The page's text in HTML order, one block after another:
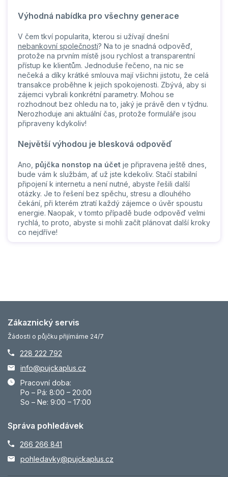
Výhodná nabídka pro všechny generace
V čem tkví popularita, kterou si užívají dnešní
nebankovní společnosti? Na to je snadná odpověď,
protože na prvním místě jsou rychlost a transparentní
přístup ke klientům. Jednoduše řečeno, na nic se
nečeká a díky krátké smlouva mají všichni jistotu, že celá
transakce proběhne k jejich spokojenosti. Zbývá, aby si
zájemci vybrali konkrétní parametry. Mohou se
rozhodnout bez ohledu na to, jaký je právě den v týdnu.
Nerozhoduje ani aktuální čas, protože formuláře jsou
připraveny kdykoliv!
Největší výhodou je blesková odpověď
Ano, půjčka nonstop na účet je připravena ještě dnes,
bude vám k službám, ať už jste kdekoliv. Stačí stabilní
připojení k internetu a není nutné, abyste řešili další
otázky. Je to řešení bez spěchu, stresu a dlouhého
čekání, při kterém ztratí každý zájemce o úvěr spoustu
energie. Naopak, v tomto případě bude odpověď velmi
rychlá, to proto, abyste si mohli začít plánovat další kroky
co nejdříve!
Zákaznický servis
Žádosti o půjčku přijímáme 24/7
228 222 792
info@pujckaplus.cz
Pracovní doba:
Po – Pá: 8:00 – 20:00
So – Ne: 9:00 – 17:00
Správa pohledávek
266 266 841
pohledavky@pujckaplus.cz